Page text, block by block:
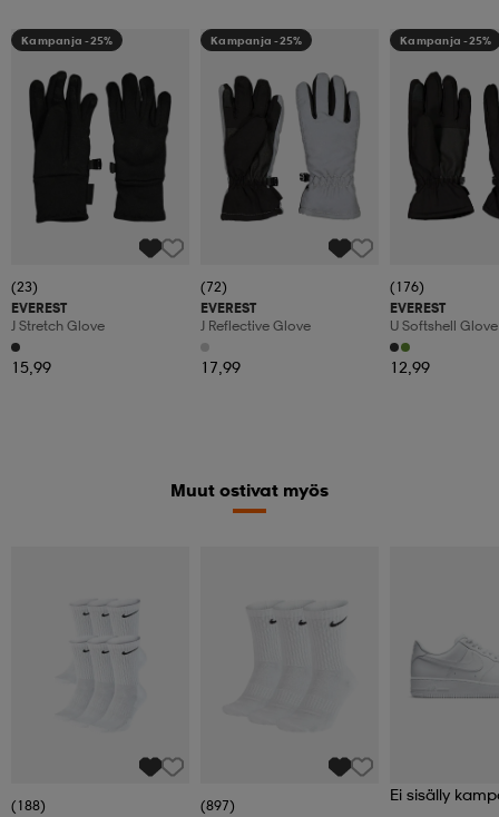
Kampanja -25%
(23)
EVEREST
J Stretch Glove
15,99
Kampanja -25%
(72)
EVEREST
J Reflective Glove
17,99
Kampanja -25%
(176)
EVEREST
U Softshell Glove
12,99
Muut ostivat myös
(188)
(897)
Ei sisälly